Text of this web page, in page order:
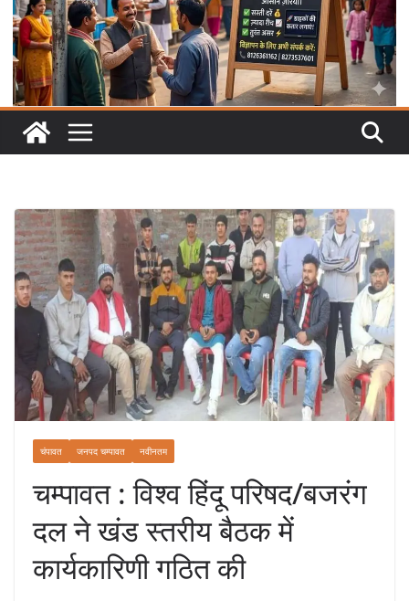
चंपावत जनपद चम्पावत नवीनतम
चम्पावत : विश्व हिंदू परिषद/बजरंग
दल ने खंड स्तरीय बैठक में
कार्यकारिणी गठित की